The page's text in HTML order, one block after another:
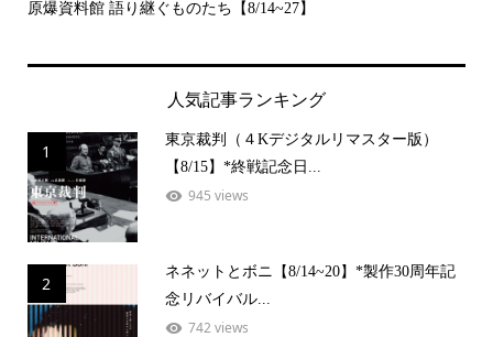
原爆資料館 語り継ぐものたち【8/14~27】
人気記事ランキング
1
東京裁判（４Kデジタルリマスター版）
【8/15】*終戦記念日...
945 views
2
ネネットとボニ【8/14~20】*製作30周年記
念リバイバル...
742 views